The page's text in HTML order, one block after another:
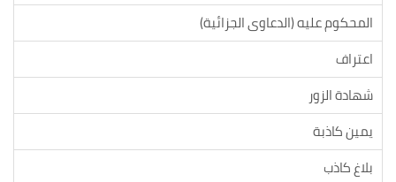
المحكوم عليه (الدعاوى الجزائية)
اعتراف
شهادة الزور
يمين كاذبة
بلاغ كاذب